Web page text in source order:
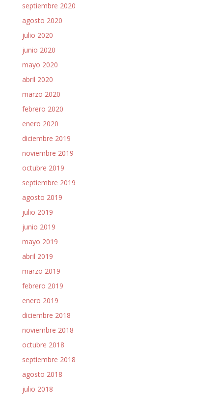
septiembre 2020
agosto 2020
julio 2020
junio 2020
mayo 2020
abril 2020
marzo 2020
febrero 2020
enero 2020
diciembre 2019
noviembre 2019
octubre 2019
septiembre 2019
agosto 2019
julio 2019
junio 2019
mayo 2019
abril 2019
marzo 2019
febrero 2019
enero 2019
diciembre 2018
noviembre 2018
octubre 2018
septiembre 2018
agosto 2018
julio 2018